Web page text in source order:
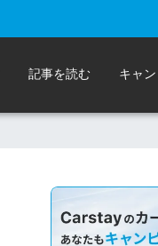
記事を読む キャ